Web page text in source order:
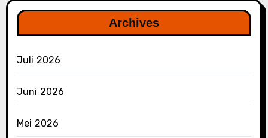
Archives
Juli 2026
Juni 2026
Mei 2026